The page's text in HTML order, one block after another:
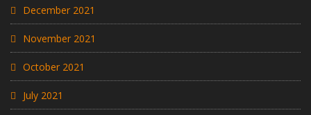
December 2021
November 2021
October 2021
July 2021